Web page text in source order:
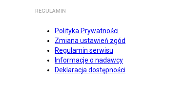
REGULAMIN
Polityka Prywatności
Zmiana ustawień zgód
Regulamin serwisu
Informacje o nadawcy
Deklaracja dostępności